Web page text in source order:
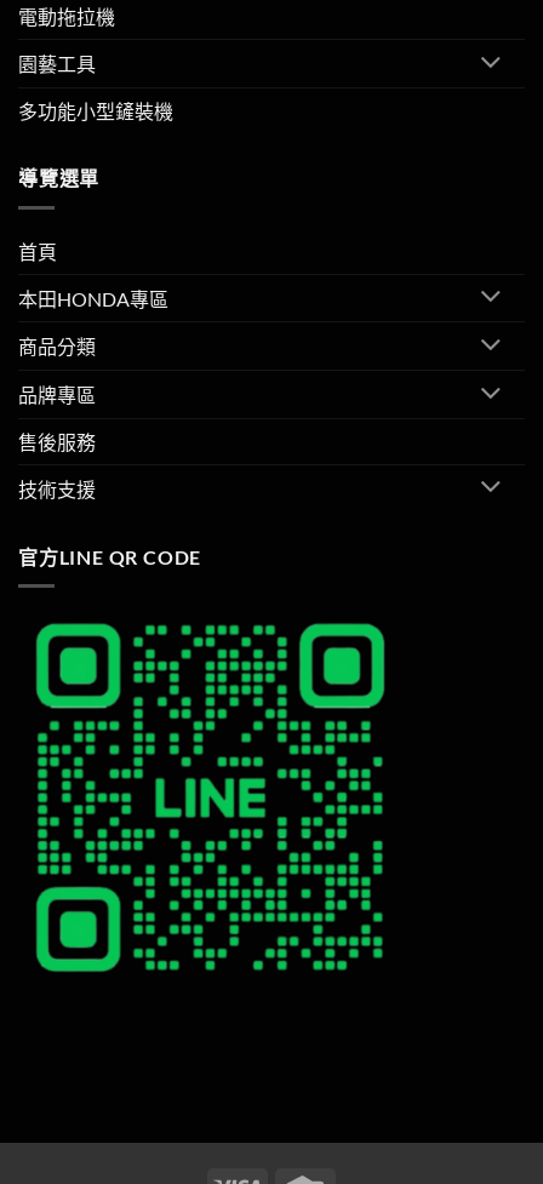
電動拖拉機
園藝工具
多功能小型鏟裝機
導覽選單
首頁
本田HONDA專區
商品分類
品牌專區
售後服務
技術支援
官方LINE QR CODE